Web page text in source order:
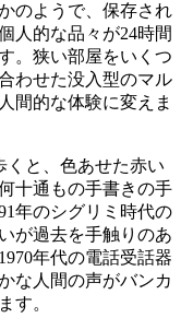
のようで、保存され
人的な品々が24時間
。狭い部屋をいくつ
わせた没入型のマル
間的な体験に変えま
くと、色あせた赤い
十通もの手書きの手
年のシグリミ時代の
が過去を手触りのあ
年代の電話受話器
な人間の声がバンカ
す。